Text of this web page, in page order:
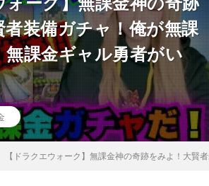
装備ガチャ！俺が無課
課金ギャル勇者がい
【ドラクエウォーク】無課金神の奇跡をみよ！大賢